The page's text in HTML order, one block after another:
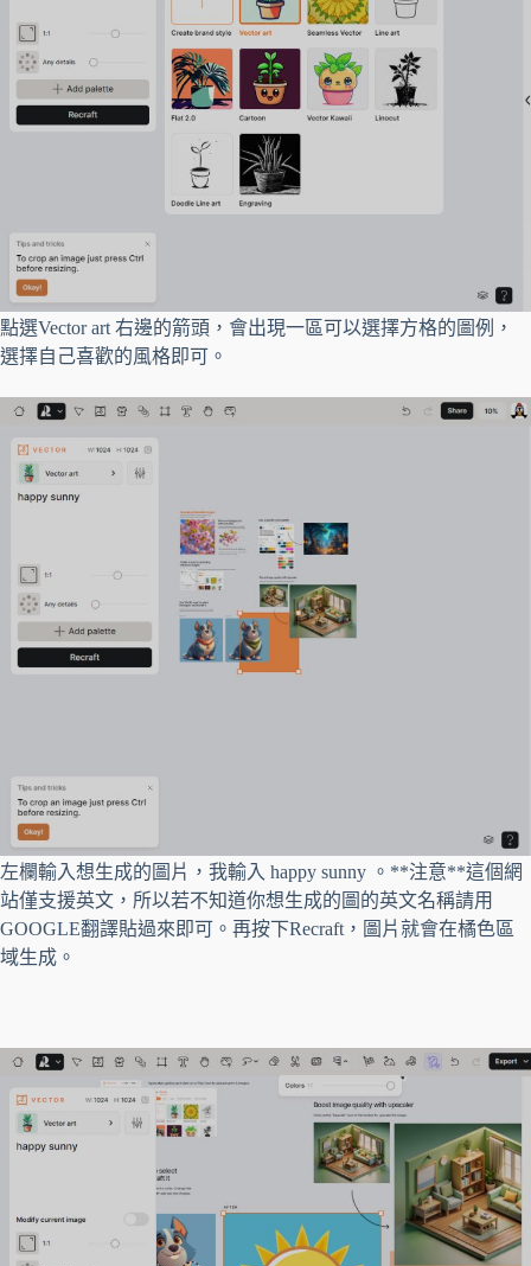
點選Vector art 右邊的箭頭，會出現一區可以選擇方格的圖例，
選擇自己喜歡的風格即可。
左欄輸入想生成的圖片，我輸入 happy sunny 。**注意**這個網
站僅支援英文，所以若不知道你想生成的圖的英文名稱請用
GOOGLE翻譯貼過來即可。再按下Recraft，圖片就會在橘色區
域生成。